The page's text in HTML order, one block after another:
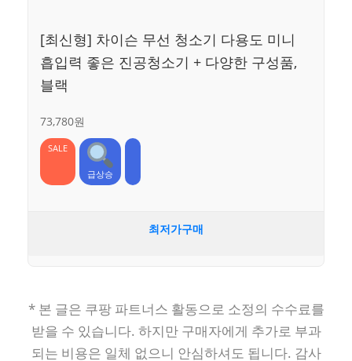
[최신형] 차이슨 무선 청소기 다용도 미니
흡입력 좋은 진공청소기 + 다양한 구성품,
블랙
73,780원
SALE
급상승
최저가구매
* 본 글은 쿠팡 파트너스 활동으로 소정의 수수료를
받을 수 있습니다. 하지만 구매자에게 추가로 부과
되는 비용은 일체 없으니 안심하셔도 됩니다. 감사